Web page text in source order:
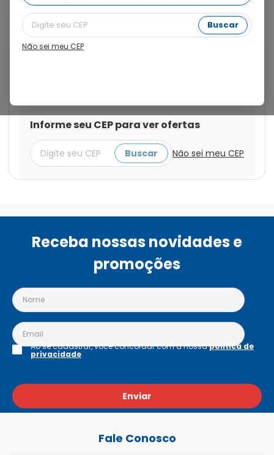
Buscar
Não sei meu CEP
Lamotrigina 50mg com 30 Comprimidos
Medley Cod.:7896422546751
Informe seu CEP para ver ofertas
Buscar Não sei meu CEP
Receba nossas novidades e
promoções
Enviar
Ao se cadastrar, você concordar com a nossapolítica de
privacidade
Fale Conosco